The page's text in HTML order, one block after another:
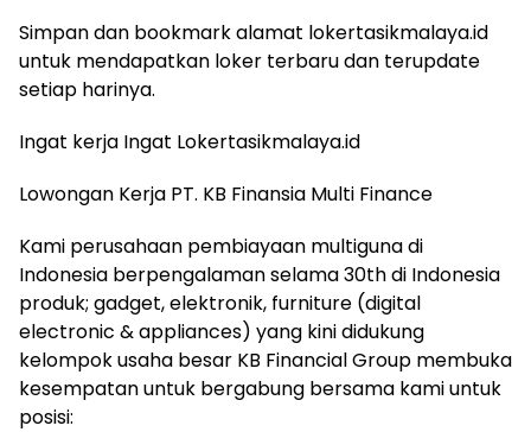
Simpan dan bookmark alamat lokertasikmalaya.id
untuk mendapatkan loker terbaru dan terupdate
setiap harinya.
Ingat kerja Ingat Lokertasikmalaya.id
Lowongan Kerja PT. KB Finansia Multi Finance
Kami perusahaan pembiayaan multiguna di
Indonesia berpengalaman selama 30th di Indonesia
produk; gadget, elektronik, furniture (digital
electronic & appliances) yang kini didukung
kelompok usaha besar KB Financial Group membuka
kesempatan untuk bergabung bersama kami untuk
posisi: